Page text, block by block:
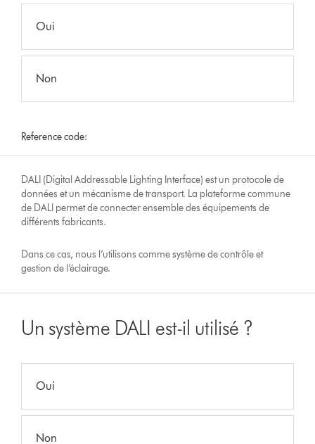
Oui
Non
Reference code:
DALI (Digital Addressable Lighting Interface) est un protocole de
données et un mécanisme de transport. La plateforme commune
de DALI permet de connecter ensemble des équipements de
différents fabricants.
Dans ce cas, nous l’utilisons comme système de contrôle et
gestion de l’éclairage.
Un système DALI est-il utilisé ?
Oui
Non